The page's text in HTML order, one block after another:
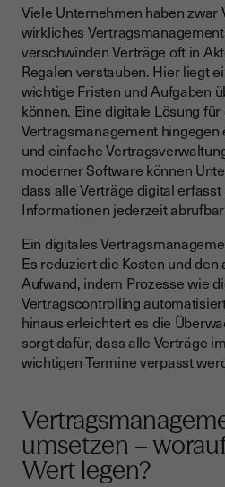
Viele Unternehmen haben zwar
wirkliches
verschwinden Verträge oft in
Regalen verstauben. Hier liegt
wichtige Fristen und Aufgaben
können. Eine digitale Lösung für
Vertragsmanagement
und einfache
moderner Software können
dass alle Verträge digital
Informationen jederzeit
Ein digitales
Es reduziert die Kosten und
Aufwand, indem Prozesse wie
Vertragscontrolling
hinaus erleichtert es die
sorgt dafür, dass alle Verträge
wichtigen Termine verpasst
umsetzen –
Wert legen?